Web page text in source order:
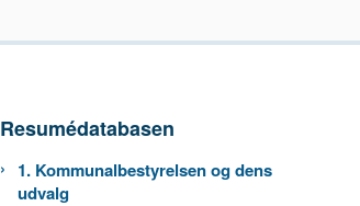
Resumédatabasen
1. Kommunalbestyrelsen og dens
udvalg